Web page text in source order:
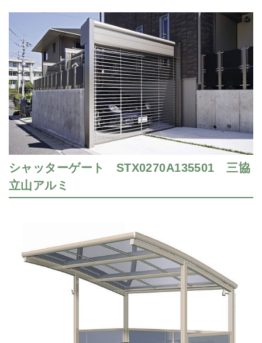
シャッターゲート STX0270A135501 三協
立山アルミ